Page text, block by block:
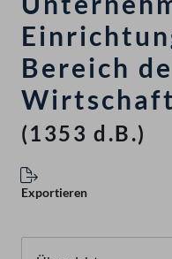
Bereich
(1353 d.B.)
Exportieren